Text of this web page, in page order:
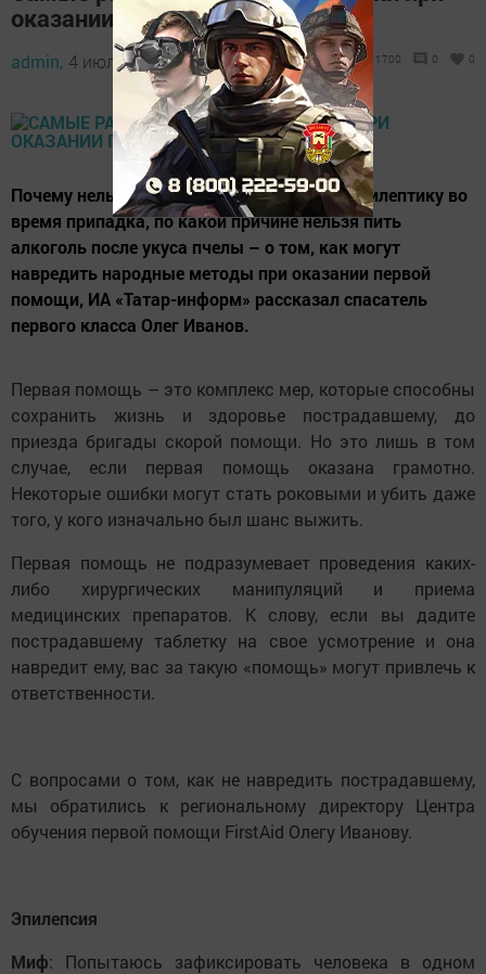
оказании первой помощи
admin, 4 июля 2018 - 17:56 1700 0 0
Почему нельзя разжимать зубы ложкой эпилептику во
время припадка, по какой причине нельзя пить
алкоголь после укуса пчелы – о том, как могут
навредить народные методы при оказании первой
помощи, ИА «Татар-информ» рассказал спасатель
первого класса Олег Иванов.
Первая помощь – это комплекс мер, которые способны
сохранить жизнь и здоровье пострадавшему, до
приезда бригады скорой помощи. Но это лишь в том
случае, если первая помощь оказана грамотно.
Некоторые ошибки могут стать роковыми и убить даже
того, у кого изначально был шанс выжить.
Первая помощь не подразумевает проведения каких-
либо хирургических манипуляций и приема
медицинских препаратов. К слову, если вы дадите
пострадавшему таблетку на свое усмотрение и она
навредит ему, вас за такую «помощь» могут привлечь к
ответственности.
С вопросами о том, как не навредить пострадавшему,
мы обратились к региональному директору Центра
обучения первой помощи FirstAid Олегу Иванову.
Эпилепсия
Миф: Попытаюсь зафиксировать человека в одном